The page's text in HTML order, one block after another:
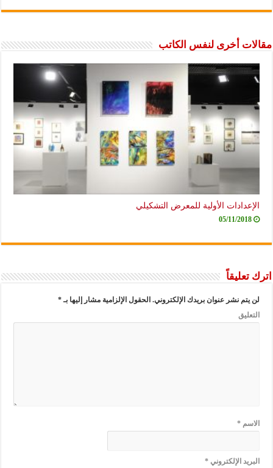
مقالات أخرى لنفس الكاتب
الإعدادات الأولية للمعرض التشكيلي
05/11/2018
اترك تعليقاً
لن يتم نشر عنوان بريدك الإلكتروني. الحقول الإلزامية مشار إليها بـ*
التعليق
الاسم*
البريد الإلكتروني*